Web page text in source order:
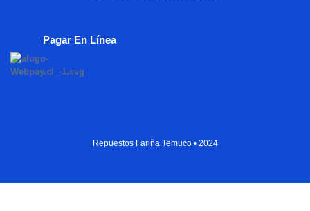
Pagar En Línea
Repuestos Fariña Temuco • 2024